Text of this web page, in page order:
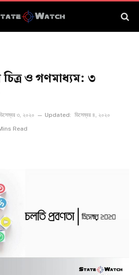
ও গণমাধ্যম: ৩
৩, ২০২০ Updated: ডিসেম্বর ৪, ২০২০
Read